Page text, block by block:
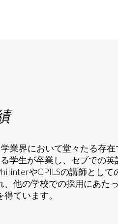
業界において堂々たる存
学生が卒業し、セブでの
やCPILSの講師とし
、他の学校での採用にあた
ています。